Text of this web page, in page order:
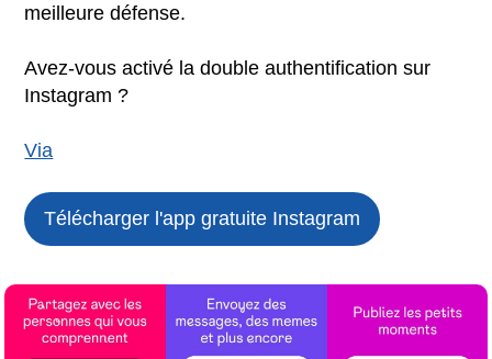
meilleure défense.
Avez-vous activé la double authentification sur
Instagram ?
Via
Télécharger l'app gratuite Instagram